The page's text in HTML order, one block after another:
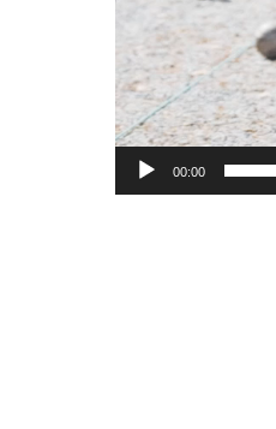
00:00